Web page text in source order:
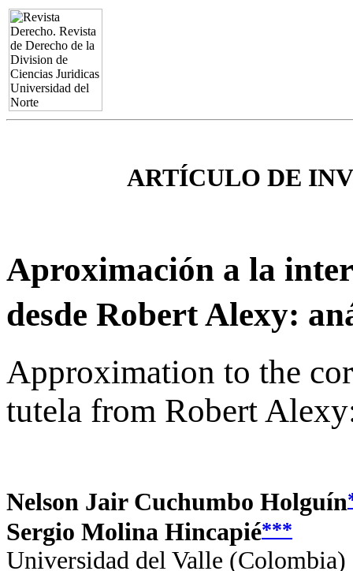
ARTÍCULO DE
Aproximación a la
desde Robert Alexy:
Approximation to the
tutela from Robert
Nelson Jair Cuchumbo Holguín
Sergio Molina Hincapié***
Universidad del Valle (Colombia)